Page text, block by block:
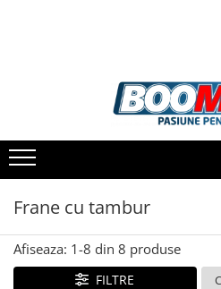
Biciclete copii
Biciclete electrice
Biciclete de oras
Frane cu tambur
Afiseaza: 1-8 din 8 produse
FILTRE